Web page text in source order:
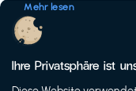
Mehr lesen
Ihre Privatsphäre ist